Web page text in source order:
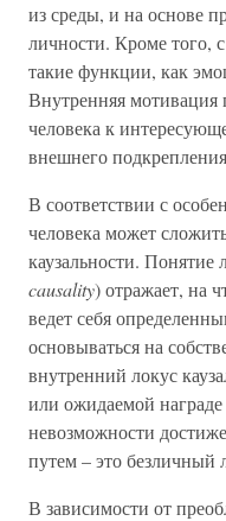
из среды, и на основе
личности. Кроме того,
такие функции, как
Внутренняя мотивация
человека к
внешнего
В соответствии с
человека может
каузальности. Понятие
causality) отражает, на
ведет себя
основываться на
внутренний локус
или ожидаемой
невозможности
путем – это безличный
В зависимости от